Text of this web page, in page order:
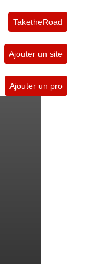
TaketheRoad
Ajouter un site
Ajouter un pro